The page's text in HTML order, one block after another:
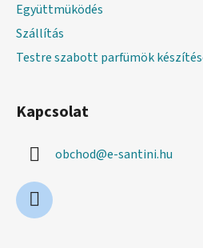
Együttmüködés
Szállítás
Testre szabott parfümök
Kapcsolat
obchod@e-santini.hu